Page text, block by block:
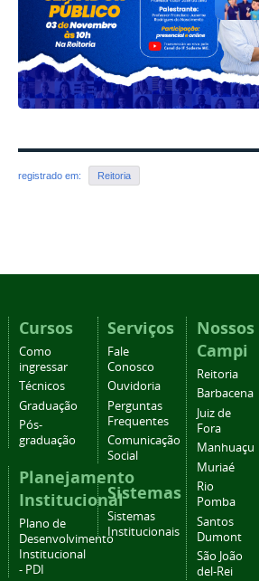
registrado em: Reitoria
Cursos
Como
ingressar
Técnicos
Graduação
Pós-
graduação
Planejamento
Institucional
Plano de
Desenvolvimento
Institucional
- PDI
Serviços
Fale
Conosco
Ouvidoria
Perguntas
Frequentes
Comunicação
Social
Sistemas
Sistemas
Institucionais
Nossos
Campi
Reitoria
Barbacena
Juiz de
Fora
Manhuaçu
Muriaé
Rio
Pomba
Santos
Dumont
São João
del-Rei